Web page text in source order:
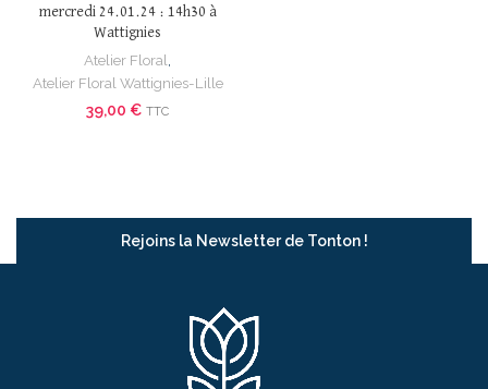
mercredi 24.01.24 : 14h30 à
Wattignies
Atelier Floral
Atelier Floral Wattignies-Lille
39,00 € TTC
Rejoins la Newsletter de Tonton !